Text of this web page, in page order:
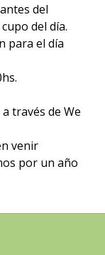
del
del día.
para el día
través de We
venir
por un año